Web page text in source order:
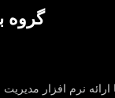
گروه
نرم افزار